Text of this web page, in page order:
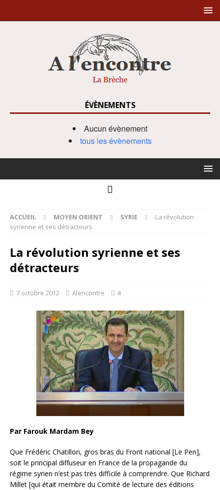
ÉVÈNEMENTS
Aucun évènement
tous les évènements
ACCUEIL MOYEN ORIENT SYRIE
La révolution
syrienne et ses détracteurs
La révolution syrienne et ses
détracteurs
7 octobre 2012 Alencontre 4
Par Farouk Mardam Bey
Que Frédéric Chatillon, gros bras du Front national [Le Pen],
soit le principal diffuseur en France de la propagande du
régime syrien n’est pas très difficile à comprendre. Que Richard
Millet [qui était membre du Comité de lecture des éditions